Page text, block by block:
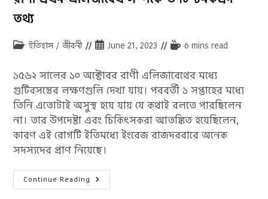
তথ্য
Postইতিহাস / জীবনী
PostJune 21, 2023
Reading6 mins read
১৫৬২ সালের ১০ অক্টোবর রাণী এলিজাবেথের মধ্যে
গুটিবসন্তের লক্ষণগুলি দেখা যায়। পরবর্তী ১ সপ্তাহের মধ্যে
তিনি এতোটাই অসুস্থ হয়ে যায় যে কথাই বলতে পারছিলেন
না। তার উপদেষ্টা এবং চিকিৎসকরা আতঙ্কিত হয়েছিলেন,
কারণ এই রোগটি ইতিমধ্যে ইংরেজ রাজদরবারে অনেক
সদস্যদের প্রাণ নিয়েছে।
Continue Reading রাণী
প্রথম